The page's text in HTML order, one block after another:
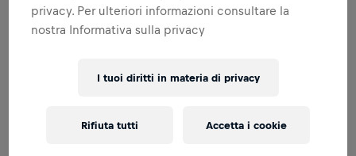
STORIA
2022
privacy. Per ulteriori informazioni consultare la
nostra Informativa sulla privacy
I tuoi diritti in materia di privacy
Rifiuta tutti Accetta i cookie